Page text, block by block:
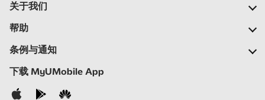
关于我们
我们的公司
新闻中心
加入我们
帮助
常见问题
自助
联络我们
条例与通知
重要通告
下载 MyUMobile App